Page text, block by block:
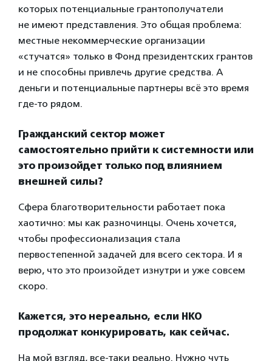
которых потенциальные грантополучатели
не имеют представления. Это общая проблема:
местные некоммерческие организации
«стучатся» только в Фонд президентских грантов
и не способны привлечь другие средства. А
деньги и потенциальные партнеры всё это время
где-то рядом.
Гражданский сектор может
самостоятельно прийти к системности или
это произойдет только под влиянием
внешней силы?
Сфера благотворительности работает пока
хаотично: мы как разночинцы. Очень хочется,
чтобы профессионализация стала
первостепенной задачей для всего сектора. И я
верю, что это произойдет изнутри и уже совсем
скоро.
Кажется, это нереально, если НКО
продолжат конкурировать, как сейчас.
На мой взгляд, все-таки реально. Нужно чуть